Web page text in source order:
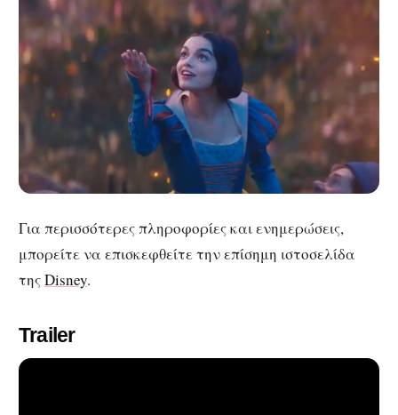
Για περισσότερες πληροφορίες και ενημερώσεις,
μπορείτε να επισκεφθείτε την επίσημη ιστοσελίδα
τηςDisney.
Trailer